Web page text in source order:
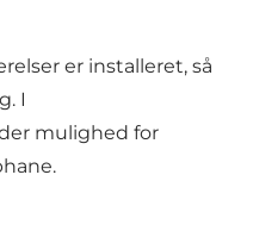
er installeret, så
I
mulighed for